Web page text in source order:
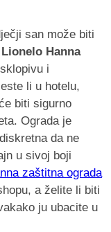
san može biti
Lionelo Hanna
i
li u hotelu,
biti sigurno
Ograda je
da ne
u sivoj boji
zaštitna ograda
a želite li biti
ju ubacite u